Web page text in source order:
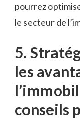
pourrez
le secteur de
5.
les
conseils